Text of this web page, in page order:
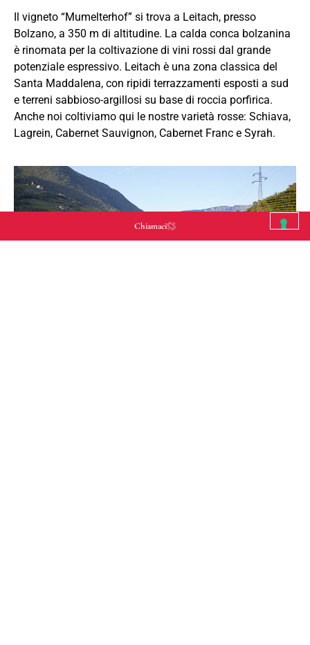
Chiamaci
Il vigneto “Mumelterhof” si trova a Leitach, presso
Bolzano, a 350 m di altitudine. La calda conca bolzanina
è rinomata per la coltivazione di vini rossi dal grande
potenziale espressivo. Leitach è una zona classica del
Santa Maddalena, con ripidi terrazzamenti esposti a sud
e terreni sabbioso-argillosi su base di roccia porfirica.
Anche noi coltiviamo qui le nostre varietà rosse: Schiava,
Lagrein, Cabernet Sauvignon, Cabernet Franc e Syrah.